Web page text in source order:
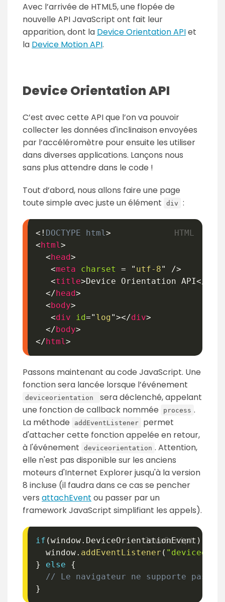
Avec l’arrivée de HTML5, une flopée de
nouvelle API JavaScript ont fait leur
apparition, dont la Device Orientation APIet
la Device Motion API.
Device Orientation API
C’est avec cette API que l’on va pouvoir
collecter les données d'inclinaison envoyées
par l’accéléromètre pour ensuite les utiliser
dans diverses applications. Lançons nous
sans plus attendre dans le code !
Tout d’abord, nous allons faire une page
toute simple avec juste un élément
div :
<! DOCTYPE html >
<html >
<head>
<meta charset = " utf-8"
/>
<title>Device Orientation API</
</head>
<body>
<div id=" log"></div>
</body>
</html >
Passons maintenant au code JavaScript. Une
fonction sera lancée lorsque l’événement
deviceorientation
sera déclenché, appelant
une fonction de callback nommée
process .
La méthode
addEventListener
permet
d'attacher cette fonction appelée en retour,
à l'événement
deviceorientation . Attention,
elle n'est pas disponible sur les anciens
moteurs d'Internet Explorer jusqu'à la version
8 incluse (il faudra dans ce cas se pencher
vers attachEvent ou passer par un
framework JavaScript simplifiant les appels).
if (window. DeviceOrientationEvent )
  window
. addEventListener (
}
else
{
// Le navigateur ne supporte pas
}